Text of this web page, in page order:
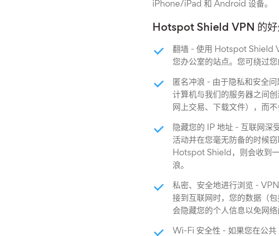
iPhone/iPad 和 Android 设备。
Hotspot Shield VPN 的好
翻墙 - 使用 Hotspot Shield
您办公室的站点。您可绕过
匿名冲浪 - 由于隐私和安全
计算机与我们的服务器之间
网上交易、下载文件），而不
隐藏您的 IP 地址 - 互联网深
活动并在您毫无防备的时候
Hotspot Shield，则会收到
浪。
私密、安全地进行浏览 -
接到互联网时，您的数据（
会隐藏您的个人信息以免网络
Wi-Fi 安全性 - 如果您在公共